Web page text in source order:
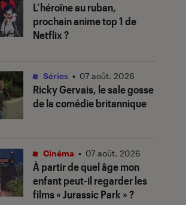
L’héroïne au ruban,
prochain anime top 1 de
Netflix ?
Ricky Gervais, le sale gosse
de la comédie britannique
Séries • 07 août. 2026
À partir de quel âge mon
enfant peut-il regarder les
films « Jurassic Park » ?
Cinéma • 07 août. 2026